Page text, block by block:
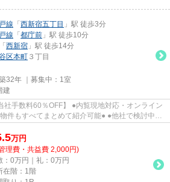
線 「 西新宿五丁目 」駅 徒歩3分
線 「 都庁前 」駅 徒歩10分
「 西新宿 」駅 徒歩14分
区本町 ３丁目
32年 ｜募集中： 1室
建
社手数料60％OFF】 ●内覧現地対応・オンライン
件もすべてまとめて紹介可能● ●他社で検討中・
万円
理費・共益費 2,000円)
：0万円｜礼：0万円
在階：1階